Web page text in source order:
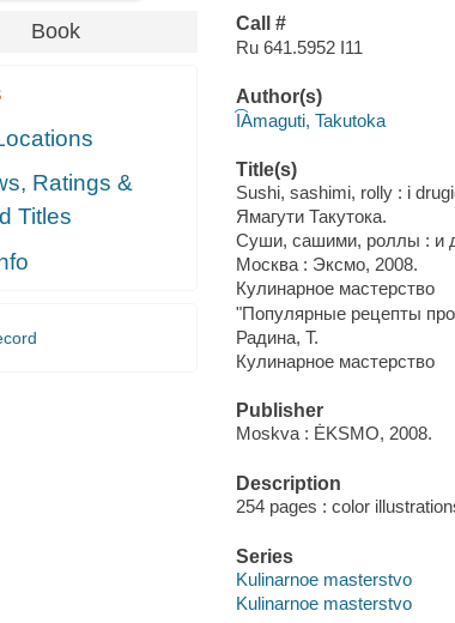
Book
Ratings &
Titles
Call #
Ru 641.5952 I11
Author(s)
I͡Amaguti, Takutoka
Title(s)
Sushi, sashimi, rolly : i
Ямагути Такутока.
Суши, cашими, pоллы : и
Москва : Эксмо, 2008.
Кулинарное мастерство
"Популярные рецепты
Радина, T.
Кулинарное мастерство
Publisher
Moskva : ĖKSMO, 2008.
Description
254 pages : color
Series
Kulinarnoe masterstvo
Kulinarnoe masterstvo